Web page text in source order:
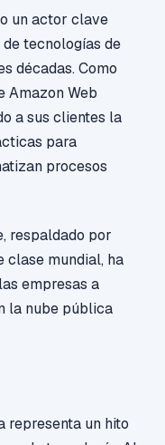
un actor clave
tecnologías de
décadas. Como
Amazon Web
a sus clientes la
para
procesos
respaldado por
clase mundial, ha
empresas a
la nube pública
representa un hito